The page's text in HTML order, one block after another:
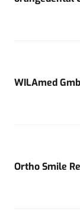
WILAmed
Ortho Smile